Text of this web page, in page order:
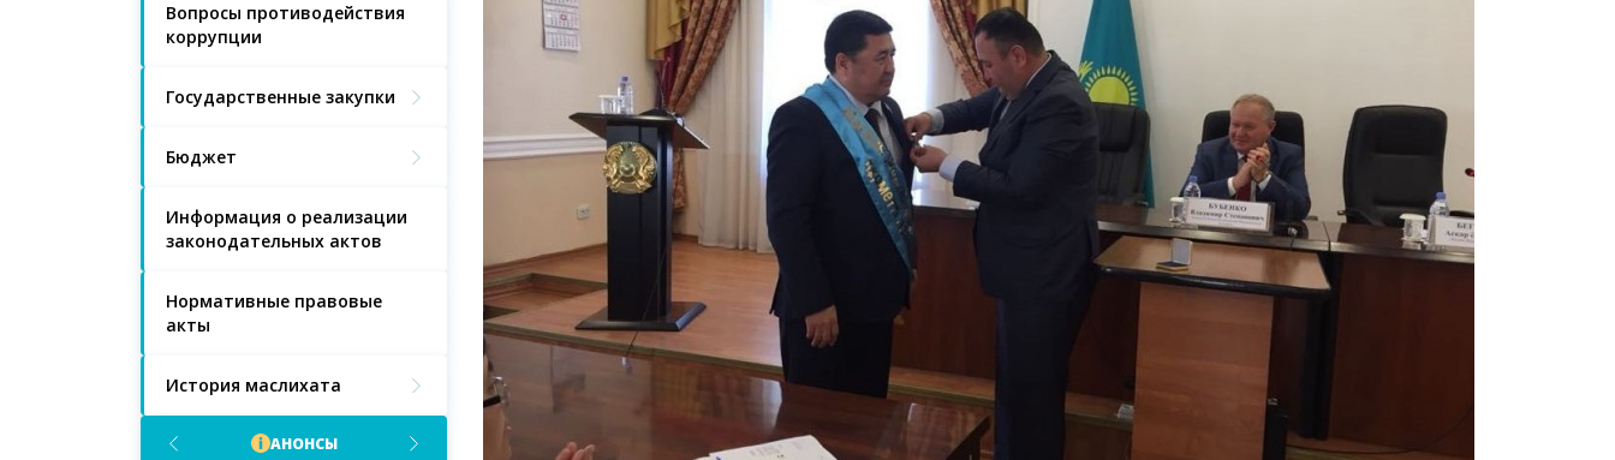
Вопросы противодействия
коррупции
Государственные закупки
Бюджет
Информация о реализации
законодательных актов
Нормативные правовые
акты
История маслихата
АНОНСЫ